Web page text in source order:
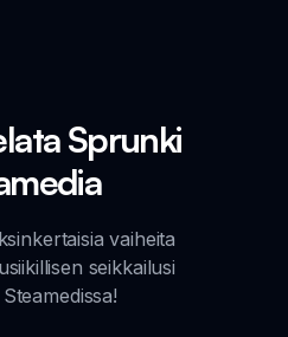
Sprunki
vaiheita
seikkailusi